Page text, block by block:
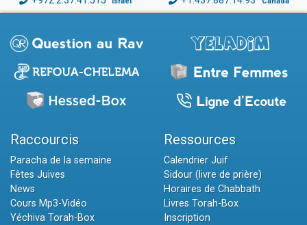
Raccourcis
Paracha de la semaine
Fêtes Juives
News
Cours Mp3-Vidéo
Yéchiva Torah-Box
Ressources
Calendrier Juif
Sidour (livre de prière)
Horaires de Chabbath
Livres Torah-Box
Inscription